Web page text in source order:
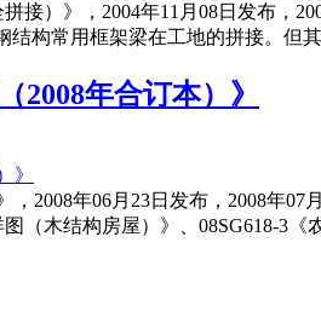
接）》，2004年11月08日发布，
构常用框架梁在工地的拼接。
2008年合订本）》
，2008年06月23日发布，2008年
（木结构房屋）》、08SG618-3